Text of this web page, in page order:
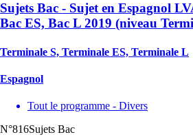
Sujets Bac - Sujet en Espagnol
Bac ES, Bac L 2019 (niveau
Terminale S, Terminale ES, Terminale L
Espagnol
Tout le programme - Divers
N°816Sujets Bac